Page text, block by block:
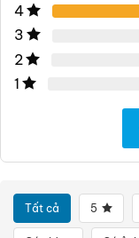
4
3
2
1
Tất cả 5